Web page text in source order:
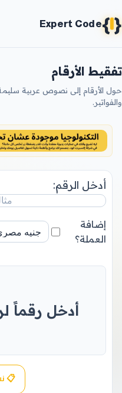
{}
Expert Code
تفقيط الأرقام
حول الأرقام إلى نصوص عربية
والفواتير.
أدخل الرقم:
إضافة
العملة؟
أدخل رقماً
📋